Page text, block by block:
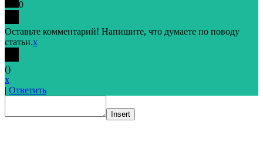
0
Оставьте комментарий! Напишите, что думаете по поводу
статьи.x
()
x
| Ответить
Insert